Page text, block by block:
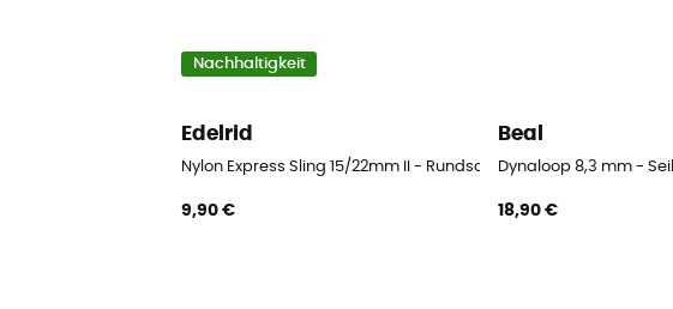
Nachhaltigkeit
Edelrid
Nylon Express Sling 15/22mm II - Rundschlinge
9,90 €
Beal
Dynaloop 8,3 mm -
18,90 €